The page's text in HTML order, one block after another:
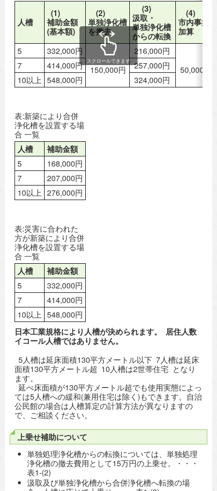
人槽
(1)
補助金額
(基本額)
(2)
単独浄化槽
を撤去
(3)
汲取・
単独浄化槽
からの転換
(4)
市内事業者
加算
5
332,000円
150,000円
216,000円
50,000円
7 414,000円
257,000円
10以上 548,000円 324,000円
スクロールできます
表:新築により合併
浄化槽を設置する場
合 一覧
人槽
補助金額
5
168,000円
7
207,000円
10以上 276,000円
表:災害に合われた
方が新築により合併
浄化槽を設置する場
合 一覧
人槽
補助金額
5
332,000円
7
414,000円
10以上 548,000円
日本工業規格により人槽が決められます。 居住人数
イコール人槽ではありません。
5人槽は延床面積130平方メートル以下 7人槽は延床
面積130平方メートル超 10人槽は2世帯住宅 となり
ます。
延べ床面積が130平方メートル超でも使用実態によっ
ては5人槽への緩和(兼用住宅は除く)もできます。自治
公民館の場合は人槽算定の計算方法が異なりますの
で、ご相談ください。
上乗せ補助について
単独処理浄化槽からの転換については、単独処理
浄化槽の撤去費用として15万円の上乗せ。・・・
表1-(2)
汲取及び単独浄化槽から合併浄化槽へ転換の場